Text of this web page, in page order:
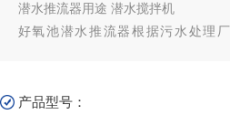
潜水推流器用途 潜水搅拌机
好氧池潜水推流器根据污水处理
产品型号：